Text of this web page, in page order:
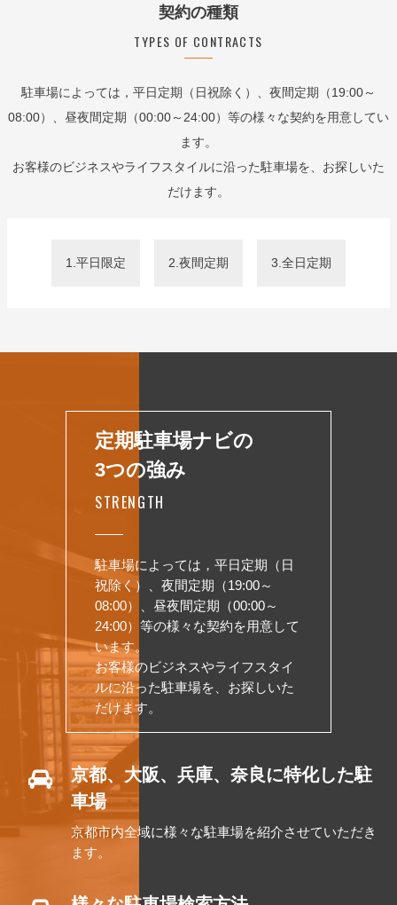
契約の種類
TYPES OF CONTRACTS
駐車場によっては，平日定期（日祝除く）、夜間定期（19:00～
08:00）、昼夜間定期（00:00～24:00）等の様々な契約を用意してい
ます。
お客様のビジネスやライフスタイルに沿った駐車場を、お探しいた
だけます。
1.平日限定 2.夜間定期 3.全日定期
定期駐車場ナビの
3つの強み
STRENGTH
駐車場によっては，平日定期（日
祝除く）、夜間定期（19:00～
08:00）、昼夜間定期（00:00～
24:00）等の様々な契約を用意して
います。
お客様のビジネスやライフスタイ
ルに沿った駐車場を、お探しいた
だけます。
京都、大阪、兵庫、奈良に特化した駐
車場
京都市内全域に様々な駐車場を紹介させていただき
ます。